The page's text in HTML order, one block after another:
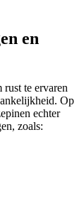
en
te ervaren
Op
echter
zoals: